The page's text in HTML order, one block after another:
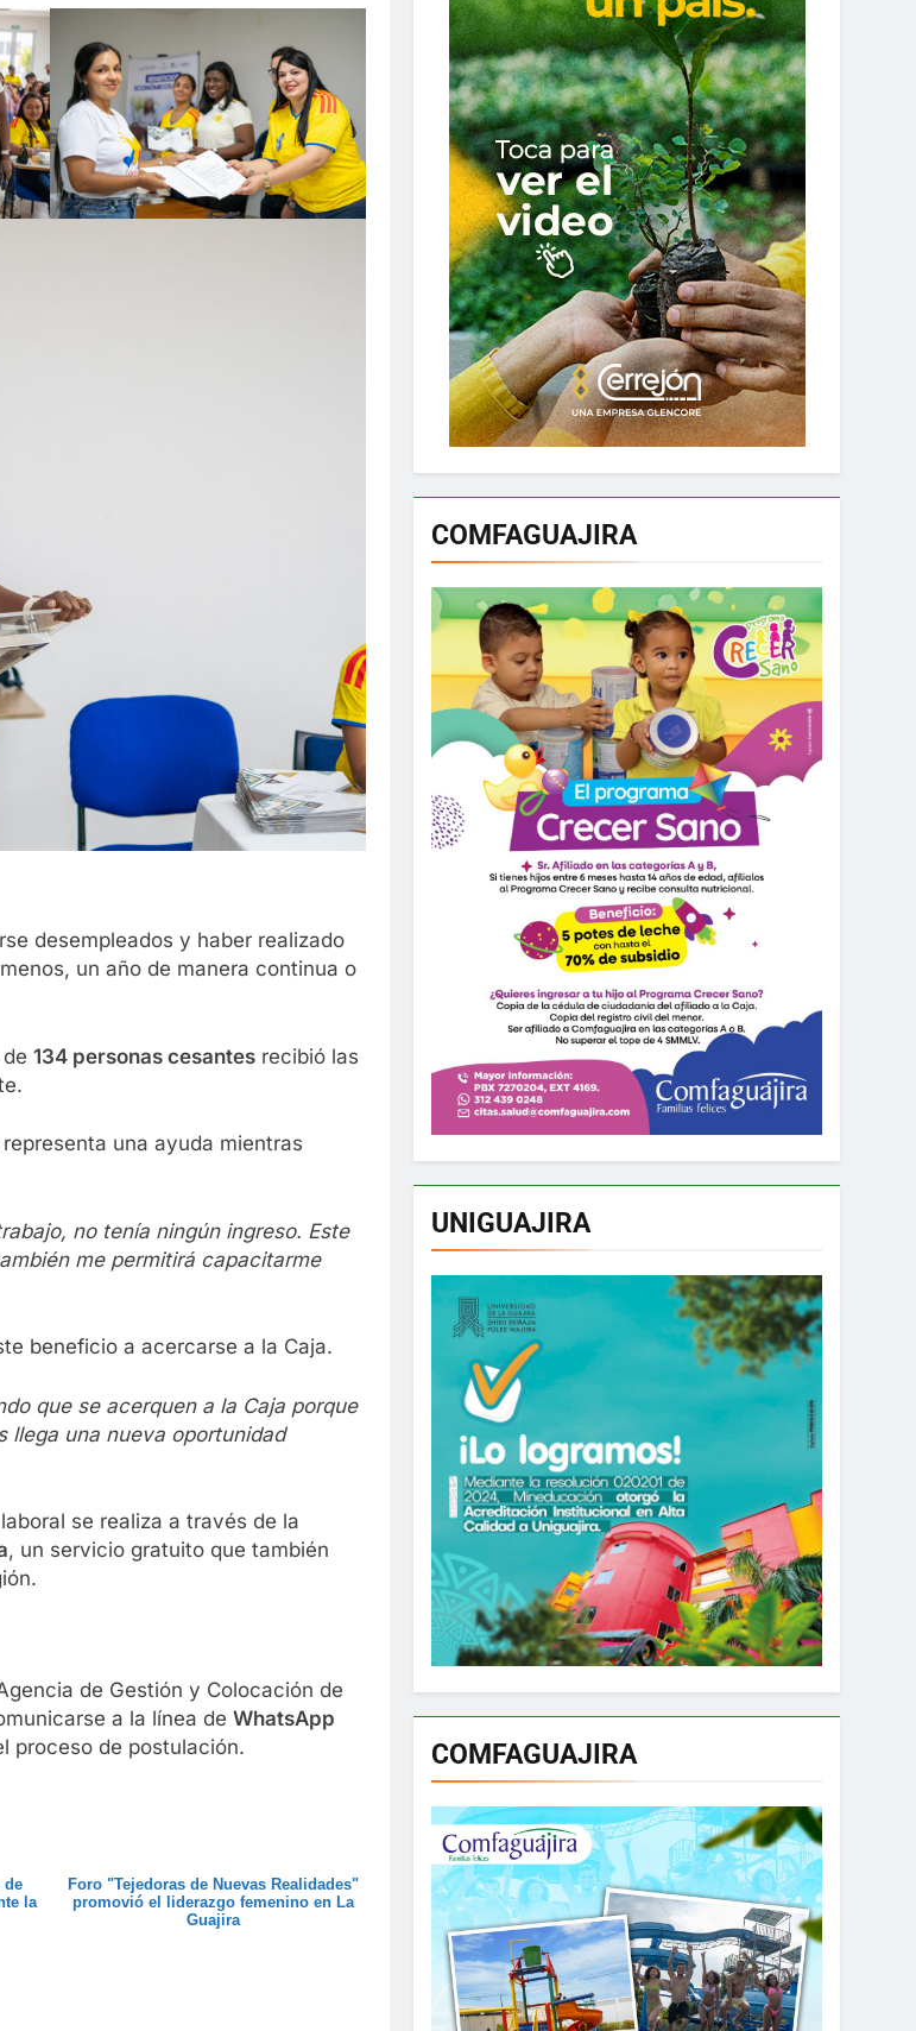
desempleados y haber realizado
un año de manera continua o
134 personas cesantes recibió las
una ayuda mientras
no tenía ningún ingreso. Este
me permitirá capacitarme
beneficio a acercarse a la Caja.
que se acerquen a la Caja porque
llega una nueva oportunidad
se realiza a través de la
, un servicio gratuito que también
de Gestión y Colocación de
a la línea de WhatsApp
proceso de postulación.
de
la
Foro "Tejedoras de Nuevas Realidades"
promovió el liderazgo femenino en La
Guajira
COMFAGUAJIRA
UNIGUAJIRA
COMFAGUAJIRA